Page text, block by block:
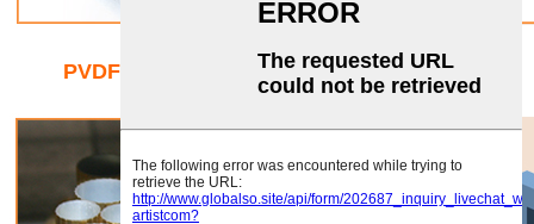
PVDF premaz premaz u prahu Wood Grain